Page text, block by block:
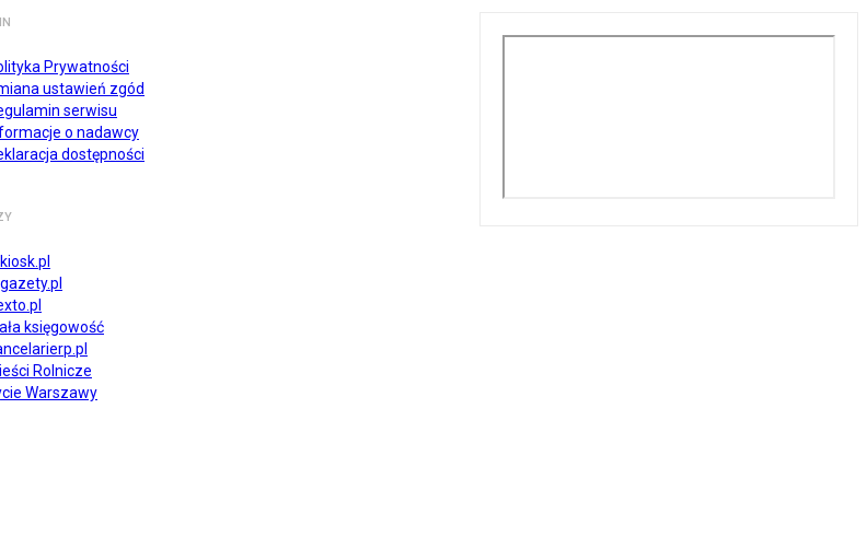
Prywatności
ustawień zgód
serwisu
o nadawcy
dostępności
księgowość
Rolnicze
Warszawy